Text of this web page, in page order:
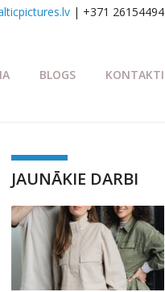
| +371 26154494
BLOGS KONTAKTI
JAUNĀKIE DARBI